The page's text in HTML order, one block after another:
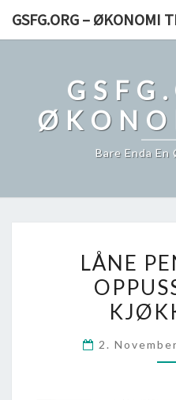
GSFG.ORG – ØKONOMI
Bare Enda
LÅNE
2.